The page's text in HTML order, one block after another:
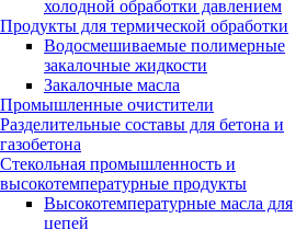
холодной обработки давлением
Продукты для термической обработки
Водосмешиваемые полимерные
закалочные жидкости
Закалочные масла
Промышленные очистители
Разделительные составы для бетона и
газобетона
Стекольная промышленность и
высокотемпературные продукты
Высокотемпературные масла для
цепей